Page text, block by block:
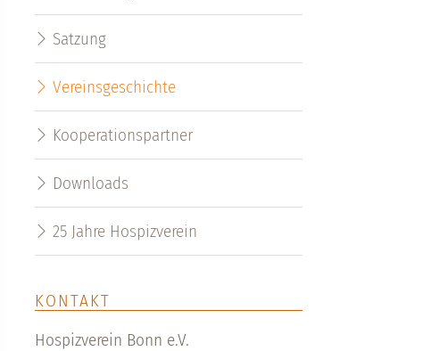
Satzung
Vereinsgeschichte
Kooperationspartner
Downloads
25 Jahre Hospizverein
KONTAKT
Hospizverein Bonn e.V.